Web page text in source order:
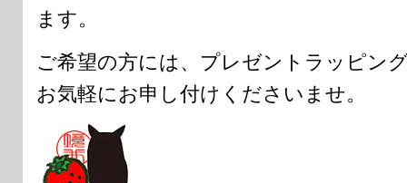
ます。
ご希望の方には、プレゼントラッピン
お気軽にお申し付けくださいませ。